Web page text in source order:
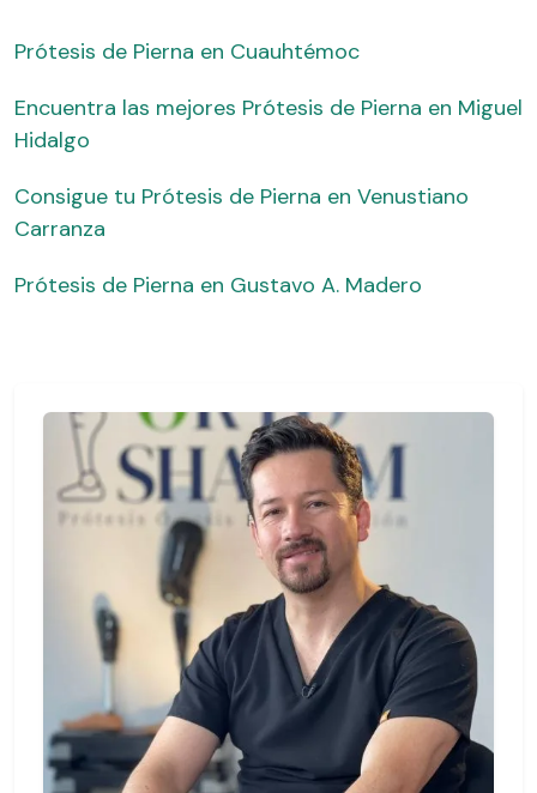
Prótesis de Pierna en Cuauhtémoc
Encuentra las mejores Prótesis de Pierna en Miguel
Hidalgo
Consigue tu Prótesis de Pierna en Venustiano
Carranza
Prótesis de Pierna en Gustavo A. Madero